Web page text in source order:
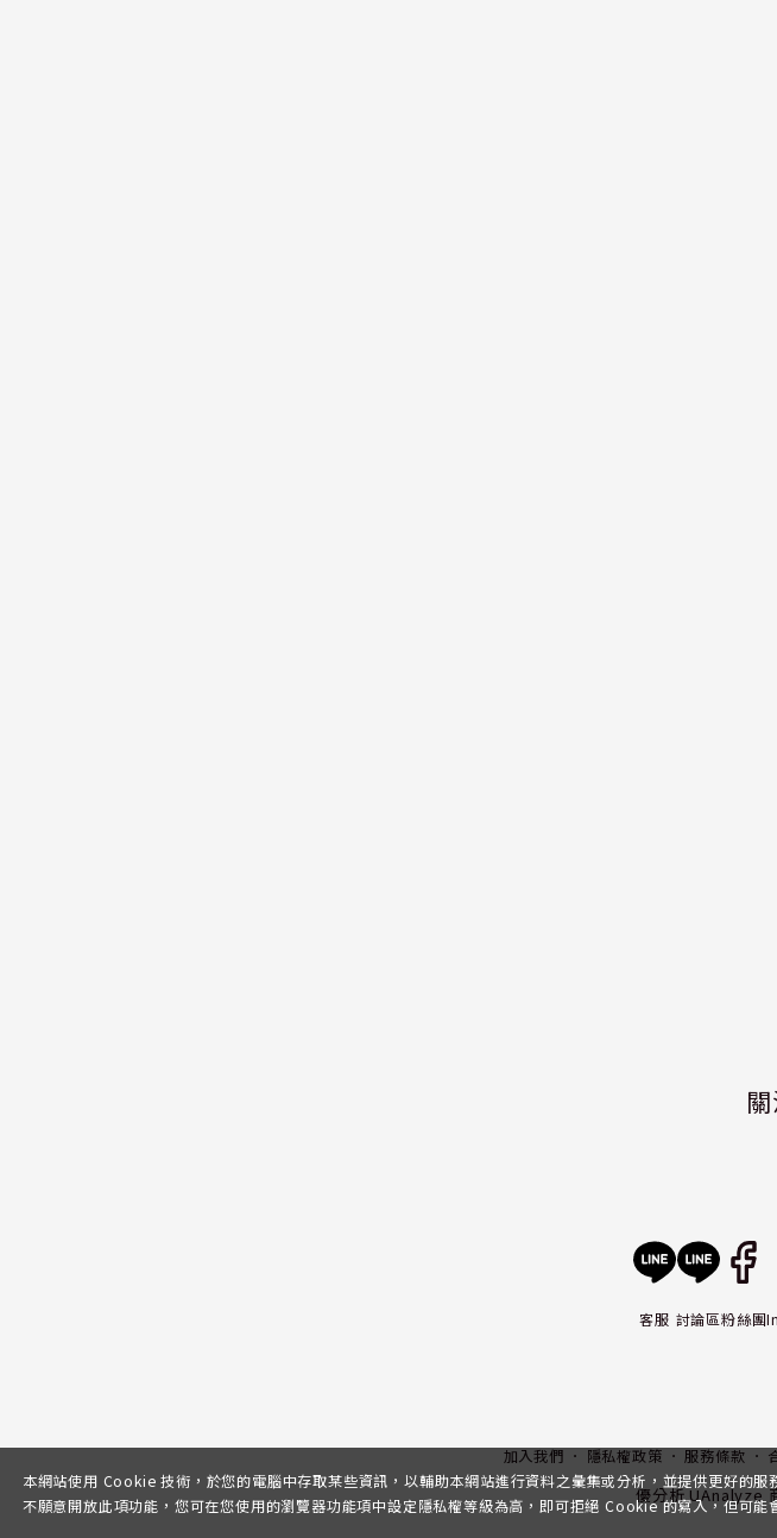
客服 討論區粉絲團
加入我們 隱私權政策 服務條款
優分析 UAnalyze
本網站使用 Cookie 技術，於您的電腦中存取某些資訊，以輔助本網站進行資料之彙集或分析，並提供更好的
不願意開放此項功能，您可在您使用的瀏覽器功能項中設定隱私權等級為高，即可拒絕 Cookie 的寫入，但可能